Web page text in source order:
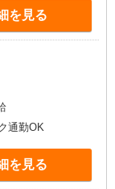
を見る
通勤OK
を見る